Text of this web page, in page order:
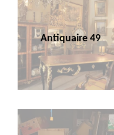
Antiquaire 49